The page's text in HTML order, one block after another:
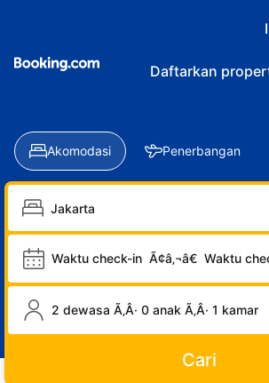
Daftarkan
Akomodasi Penerbangan
Waktu check-in Ã¢â‚¬â€ Waktu
2 dewasa Ã‚Â· 0 anak Ã‚Â· 1 kamar
Cari